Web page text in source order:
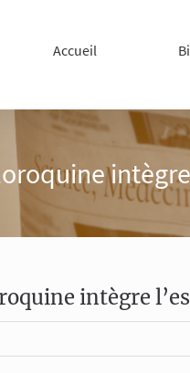
Accueil
intègre